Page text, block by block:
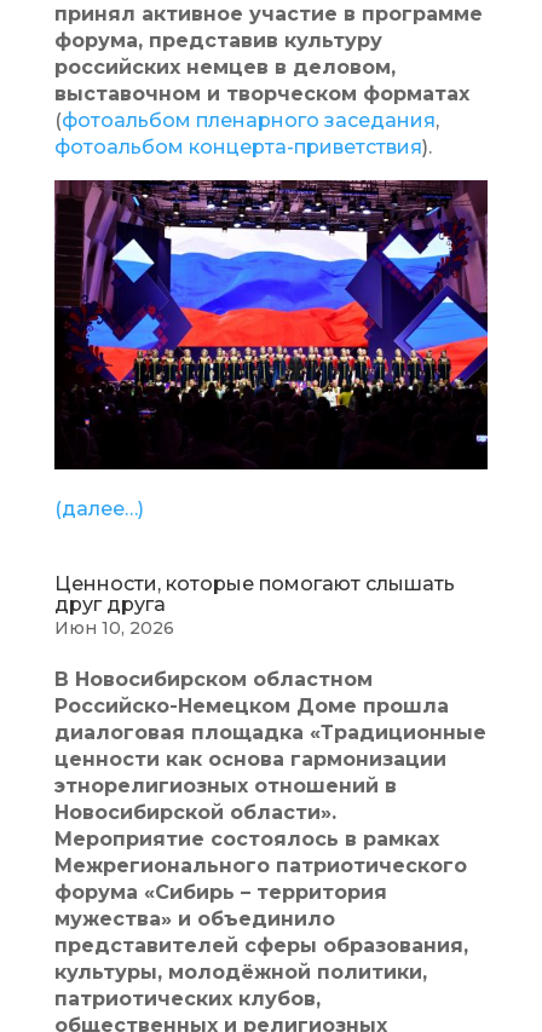
принял активное участие в программе
форума, представив культуру
российских немцев в деловом,
выставочном и творческом форматах
(фотоальбом пленарного заседания,
фотоальбом концерта-приветствия).
(далее…)
Ценности, которые помогают слышать
друг друга
Июн 10, 2026
В Новосибирском областном
Российско-Немецком Доме прошла
диалоговая площадка «Традиционные
ценности как основа гармонизации
этнорелигиозных отношений в
Новосибирской области».
Мероприятие состоялось в рамках
Межрегионального патриотического
форума «Сибирь – территория
мужества» и объединило
представителей сферы образования,
культуры, молодёжной политики,
патриотических клубов,
общественных и религиозных